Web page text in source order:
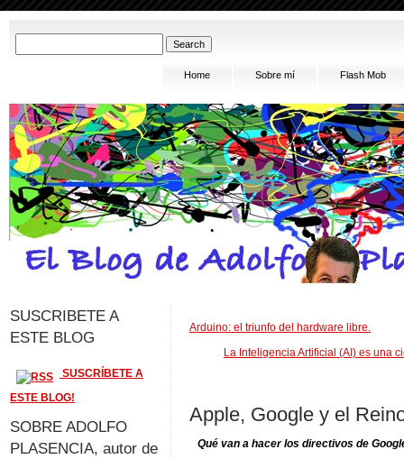
Home Sobre mí Flash Mob
Arduino: el triunfo del hardware libre.
La Inteligencia Artificial (AI) es una
Apple, Google y el
Qué van a hacer los directivos de
SUSCRIBETE A
ESTE BLOG
SUSCRÍBETE A
ESTE BLOG!
SOBRE ADOLFO
PLASENCIA, autor de